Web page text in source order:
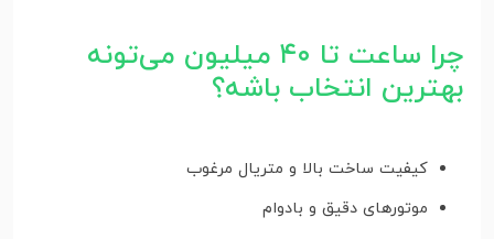
چرا ساعت تا ۴۰ میلیون می‌تونه
بهترین انتخاب باشه؟
کیفیت ساخت بالا و متریال مرغوب
موتورهای دقیق و بادوام